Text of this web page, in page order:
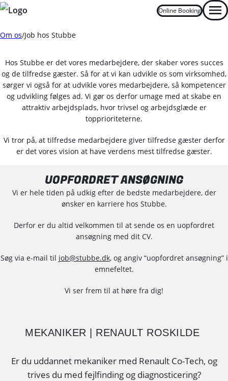
Online Booking
Om os Job hos Stubbe
Hos Stubbe er det vores medarbejdere, der skaber vores succes
og de tilfredse gæster. Så for at vi kan udvikle os som virksomhed,
sørger vi også for at udvikle vores medarbejdere, så kompetencer
og udvikling følges ad. Vi gør os derfor umage med at skabe en
attraktiv arbejdsplads, hvor trivsel og arbejdsglæde er
topprioriteterne.
Vi tror på, at tilfredse medarbejdere giver tilfredse gæster derfor
er det vores vision at have verdens mest tilfredse gæster.
UOPFORDRET ANSØGNING
Vi er hele tiden på udkig efter de bedste medarbejdere, der
ønsker en karriere hos Stubbe.
Derfor er du altid velkommen til at sende os en uopfordret
ansøgning med dit CV.
Søg via e-mail til job@stubbe.dk, og angiv “uopfordret ansøgning” i
emnefeltet.
Vi ser frem til at høre fra dig!
MEKANIKER | RENAULT ROSKILDE
Er du uddannet mekaniker med Renault Co-Tech, og
trives du med fejlfinding og diagnosticering?